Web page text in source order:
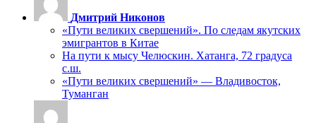
Дмитрий Никонов
«Пути великих свершений». По следам якутских
эмигрантов в Китае
На пути к мысу Челюскин. Хатанга, 72 градуса
с.ш.
«Пути великих свершений» — Владивосток,
Туманган